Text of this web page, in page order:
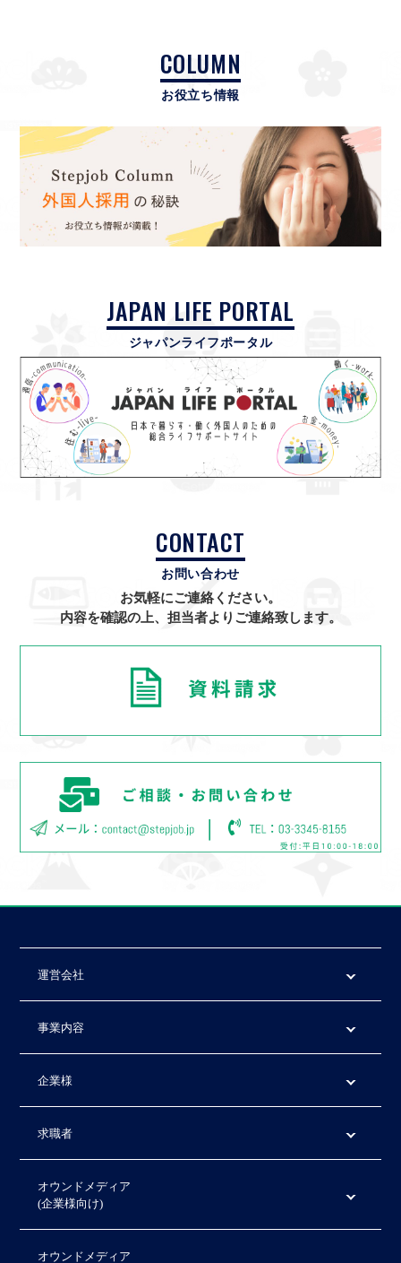
COLUMN
お役立ち情報
JAPAN LIFE PORTAL
ジャパンライフポータル
CONTACT
お問い合わせ
お気軽にご連絡ください。
内容を確認の上、担当者よりご連絡致します。
運営会社
事業内容
企業様
求職者
オウンドメディア
(企業様向け)
オウンドメディア